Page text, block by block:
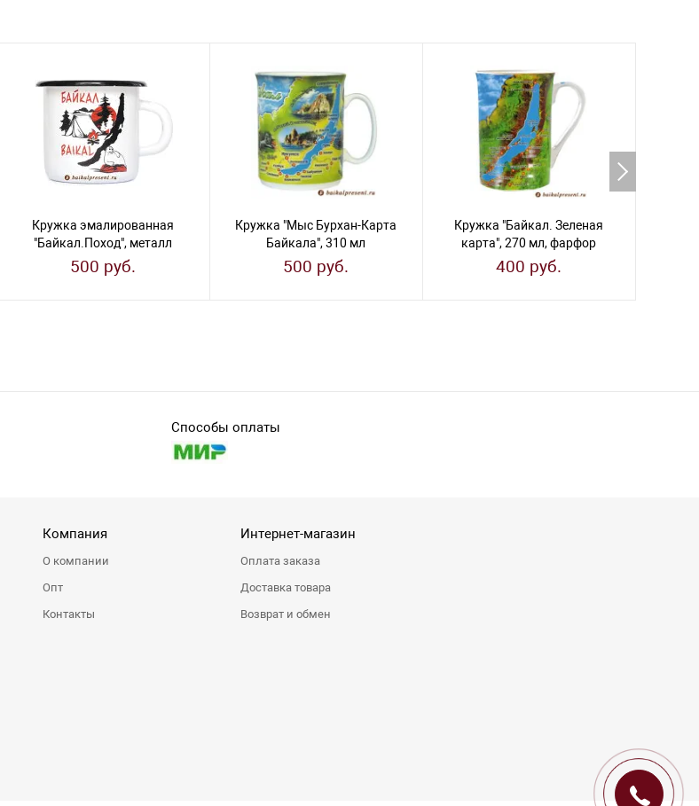
Кружка эмалированная
"Байкал.Поход", металл
500 руб.
Кружка "Мыс Бурхан-Карта
Байкала", 310 мл
500 руб.
Кружка "Байкал. Зеленая
карта", 270 мл, фарфор
400 руб.
Способы оплаты
Компания
О компании
Опт
Контакты
Интернет-магазин
Оплата заказа
Доставка товара
Возврат и обмен